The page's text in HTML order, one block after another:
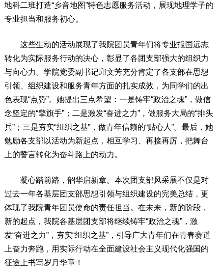
地科二班打造“乡音地图”特色志愿服务活动，展现地理学子的
专业担当和服务初心。
这些生动的活动展现了我院团员青年们将专业报国远志
转化为实际服务行动的决心，彰显了各团支部强大的组织力
与向心力。学院党委副书记邱文芳充分肯定了各支部在思想
引领、组织建设和服务青年方面的扎实成效，为同学们的出
色表现“点赞”。她提出三点希望：一是铸牢“政治之魂”，做信
念坚定的“擎旗手”；二是激发“奋进之力”，做服务大局的“排头
兵”；三是夯实“组织之基”，做青年信赖的“贴心人”。最后，她
勉励各支部以活动为新起点，相互学习、再接再厉，把舞台
上的誓言转化为奋斗路上的动力。
凝心踏前路，韶华启新章。本次团支部风采展不仅是对
过去一年各基层团支部思想引领与组织建设的完美总结，更
体现了我院青年团员使命的责任担当。在未来，新的阶段，
新的起点，我院各基层团支部将继续铸牢“政治之魂”，激
发“奋进之力”，夯实“组织之基”，引导广大青年们在青春赛道
上奋力奔跑，用实际行动在全面建设社会主义现代化强国的
征途上书写岁月华章！